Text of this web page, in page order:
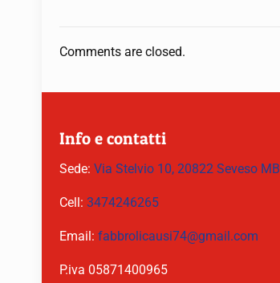
Comments are closed.
Info e contatti
Sede: Via Stelvio 10, 20822 Seveso MB
Cell: 3474246265
Email: fabbrolicausi74@gmail.com
P.iva 05871400965